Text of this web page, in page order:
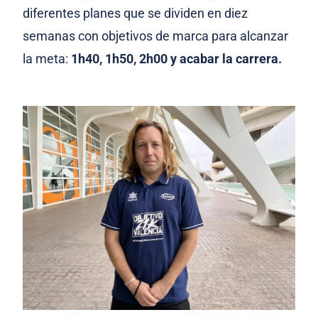
diferentes planes que se dividen en diez
semanas con objetivos de marca para alcanzar
la meta: 1h40, 1h50, 2h00 y acabar la carrera.